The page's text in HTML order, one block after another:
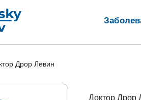
Дрор Левин
Доктор Дрор